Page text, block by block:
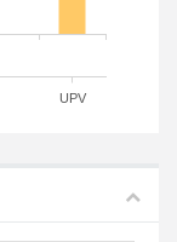
UPV